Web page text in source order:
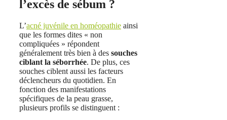
l’excès de sébum ?
L’acné juvénile en homéopathie ainsi
que les formes dites « non
compliquées » répondent
généralement très bien à des souches
ciblant la séborrhée. De plus, ces
souches ciblent aussi les facteurs
déclencheurs du quotidien. En
fonction des manifestations
spécifiques de la peau grasse,
plusieurs profils se distinguent :